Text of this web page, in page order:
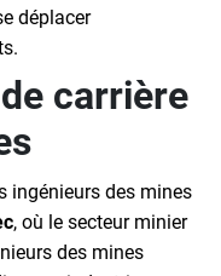
déplacer
carrière
ingénieurs des mines
, où le secteur minier
des mines